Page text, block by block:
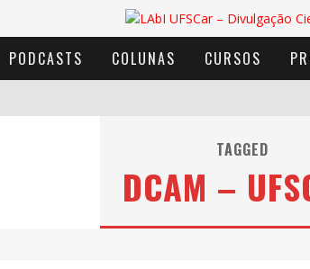
PODCASTS COLUNAS CURSOS
AVENTURA COM OS MOINHOS DE VENTO
TAGGED
DCAM –